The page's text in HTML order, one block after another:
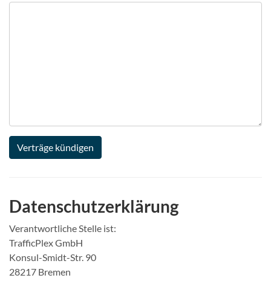
Datenschutzerklärung
Verantwortliche Stelle ist:
TrafficPlex GmbH
Konsul-Smidt-Str. 90
28217 Bremen